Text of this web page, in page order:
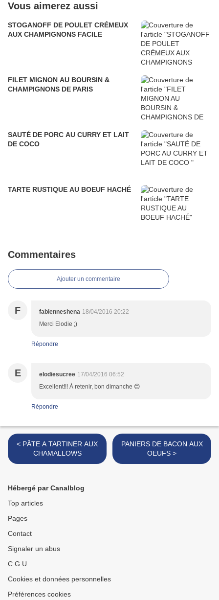
Vous aimerez aussi
STOGANOFF DE POULET CRÉMEUX
AUX CHAMPIGNONS FACILE
FILET MIGNON AU BOURSIN &
CHAMPIGNONS DE PARIS
SAUTÉ DE PORC AU CURRY ET LAIT
DE COCO
TARTE RUSTIQUE AU BOEUF HACHÉ
Commentaires
Ajouter un commentaire
F fabienneshena 18/04/2016 20:22
Merci Elodie ;)
Répondre
E elodiesucree 17/04/2016 06:52
Excellent!!! À retenir, bon dimanche 😊
Répondre
< PÂTE A TARTINER AUX
CHAMALLOWS
PANIERS DE BACON AUX
OEUFS >
Hébergé par Canalblog
Top articles
Pages
Contact
Signaler un abus
C.G.U.
Cookies et données personnelles
Préférences cookies